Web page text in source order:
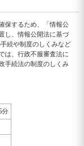
保するため、「情報公
し、情報公開法に基づ
続や制度のしくみなど
は、行政不服審査法に
手続法の制度のしくみ
分